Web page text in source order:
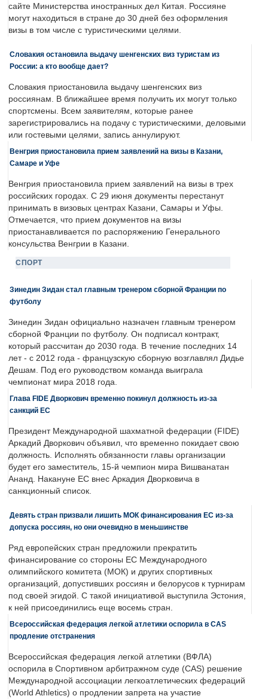
сайте Министерства иностранных дел Китая. Россияне
могут находиться в стране до 30 дней без оформления
визы в том числе с туристическими целями.
Словакия остановила выдачу шенгенских виз туристам из
России: а кто вообще дает?
Словакия приостановила выдачу шенгенских виз
россиянам. В ближайшее время получить их могут только
спортсмены. Всем заявителям, которые ранее
зарегистрировались на подачу с туристическими, деловыми
или гостевыми целями, запись аннулируют.
Венгрия приостановила прием заявлений на визы в Казани,
Самаре и Уфе
Венгрия приостановила прием заявлений на визы в трех
российских городах. С 29 июня документы перестанут
принимать в визовых центрах Казани, Самары и Уфы.
Отмечается, что прием документов на визы
приостанавливается по распоряжению Генерального
консульства Венгрии в Казани.
СПОРТ
Зинедин Зидан стал главным тренером сборной Франции по
футболу
Зинедин Зидан официально назначен главным тренером
сборной Франции по футболу. Он подписал контракт,
который рассчитан до 2030 года. В течение последних 14
лет - с 2012 года - французскую сборную возглавлял Дидье
Дешам. Под его руководством команда выиграла
чемпионат мира 2018 года.
Глава FIDE Дворкович временно покинул должность из-за
санкций ЕС
Президент Международной шахматной федерации (FIDE)
Аркадий Дворкович объявил, что временно покидает свою
должность. Исполнять обязанности главы организации
будет его заместитель, 15-й чемпион мира Вишванатан
Ананд. Накануне ЕС внес Аркадия Дворковича в
санкционный список.
Девять стран призвали лишить МОК финансирования ЕС из-за
допуска россиян, но они очевидно в меньшинстве
Ряд европейских стран предложили прекратить
финансирование со стороны ЕС Международного
олимпийского комитета (МОК) и других спортивных
организаций, допустивших россиян и белорусов к турнирам
под своей эгидой. С такой инициативой выступила Эстония,
к ней присоединились еще восемь стран.
Всероссийская федерация легкой атлетики оспорила в CAS
продление отстранения
Всероссийская федерация легкой атлетики (ВФЛА)
оспорила в Спортивном арбитражном суде (CAS) решение
Международной ассоциации легкоатлетических федераций
(World Athletics) о продлении запрета на участие